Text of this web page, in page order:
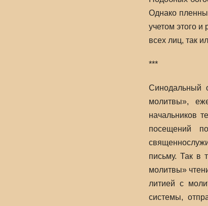
Однако
учетом этого
всех лиц, так
***
Синодальный
молитвы»,
начальников
посещений
письму. Так в
молитвы»
литией с
системы,